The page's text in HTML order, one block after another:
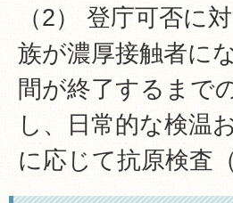
（2） 登庁可否に
族が濃厚接触者に
間が終了するまで
し、日常的な検温
に応じて抗原検査